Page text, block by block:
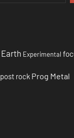
Earth Experimental
post rock Prog Metal